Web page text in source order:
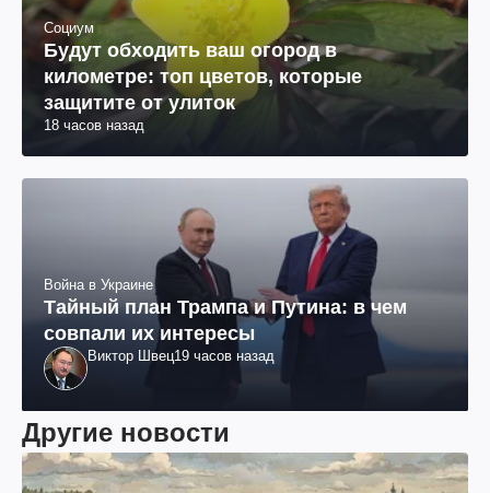
Социум
Будут обходить ваш огород в
километре: топ цветов, которые
защитите от улиток
18 часов назад
Война в Украине
Тайный план Трампа и Путина: в чем
совпали их интересы
Виктор Швец19 часов назад
Другие новости